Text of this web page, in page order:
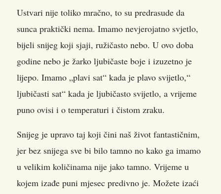
Ustvari nije toliko mračno, to su predrasude da
sunca praktički nema. Imamo nevjerojatno svjetlo,
bijeli snijeg koji sjaji, ružičasto nebo. U ovo doba
godine nebo je žarko ljubičaste boje i izuzetno je
lijepo. Imamo „plavi sat“ kada je plavo svijetlo,“
ljubičasti sat“ kada je ljubičasto svijetlo, a vrijeme
puno ovisi i o temperaturi i čistom zraku.
Snijeg je upravo taj koji čini naš život fantastičnim,
jer bez snijega sve bi bilo tamno no kako ga imamo
u velikim količinama nije jako tamno. Vrijeme u
kojem izađe puni mjesec predivno je. Možete izaći